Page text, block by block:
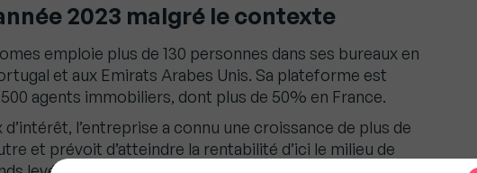
2023 malgré le contexte
emploie plus de 130 personnes dans ses bureaux en
et aux Emirats Arabes Unis. Sa plateforme est
agents immobiliers, dont plus de 50% en France.
l’entreprise a connu une croissance de plus de
et prévoit d’atteindre la rentabilité d’ici le milieu de